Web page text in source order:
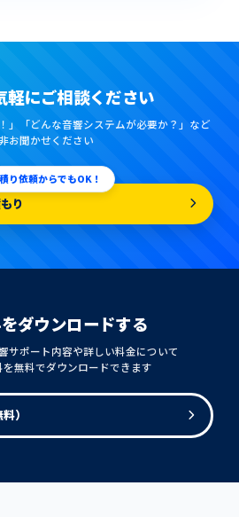
軽にご相談ください
」「どんな音響システムが必要か？」など
お聞かせください
り依頼からでもOK！
り
ダウンロードする
サポート内容や詳しい料金について
を無料でダウンロードできます
）